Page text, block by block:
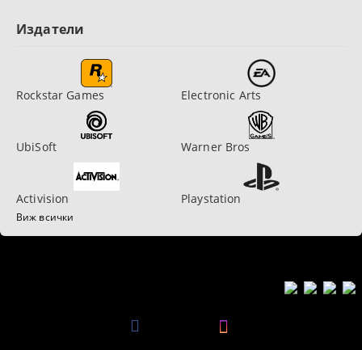
Издатели
Rockstar Games Electronic Arts
UbiSoft Warner Bros
Activision Playstation
Виж всички